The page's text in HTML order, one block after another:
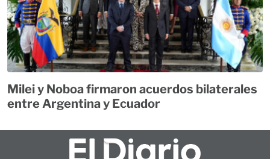
Milei y Noboa firmaron acuerdos bilaterales
entre Argentina y Ecuador